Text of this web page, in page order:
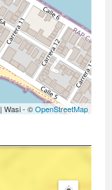
| Wasi - ©OpenStreetMap